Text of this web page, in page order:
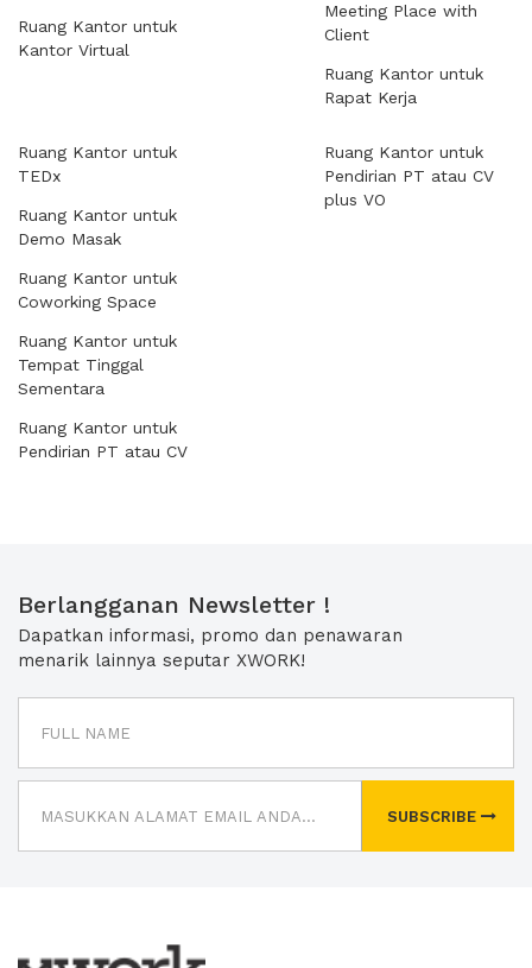
Ruang Kantor untuk
Kantor Virtual
Meeting Place with
Client
Ruang Kantor untuk
Rapat Kerja
Ruang Kantor untuk
TEDx
Ruang Kantor untuk
Demo Masak
Ruang Kantor untuk
Coworking Space
Ruang Kantor untuk
Tempat Tinggal
Sementara
Ruang Kantor untuk
Pendirian PT atau CV
Ruang Kantor untuk
Pendirian PT atau CV
plus VO
Berlangganan Newsletter !
Dapatkan informasi, promo dan penawaran
menarik lainnya seputar XWORK!
SUBSCRIBE